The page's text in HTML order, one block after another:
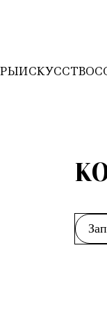
ИСКУССТВО